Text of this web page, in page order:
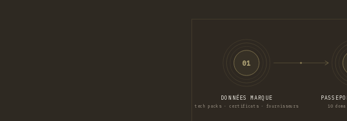
01
DONNÉES MARQUE
tech packs · certificats · fournisseurs 10